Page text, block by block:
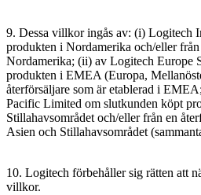
9. Dessa villkor ingås av: (i) Logitech
produkten i Nordamerika och/eller
Nordamerika; (ii) av Logitech Europe
produkten i EMEA (Europa,
återförsäljare som är etablerad i
Pacific Limited om slutkunden köpt
Stillahavsområdet och/eller från en
Asien och Stillahavsområdet
10. Logitech förbehåller sig rätten att
villkor.